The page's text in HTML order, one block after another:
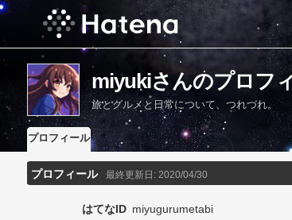
miyukiさんのプロフ
旅とグルメと日常について、つれづれ。
プロフィール
プロフィール 最終更新日: 2020/04/30
はてなID miyugurumetabi